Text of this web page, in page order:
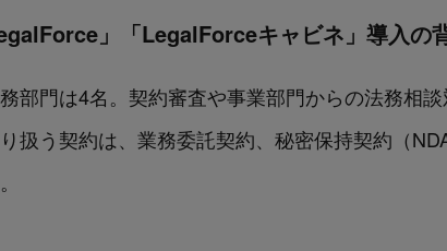
」「LegalForceキャビネ」導入の
務部門は4名。契約審査や事業部門からの法務相談
り扱う契約は、業務委託契約、秘密保持契約（